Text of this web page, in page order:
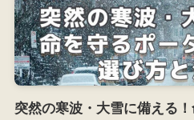
突然の寒波・大雪に備える